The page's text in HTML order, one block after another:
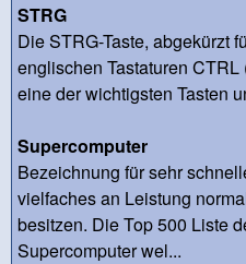
STRG
Die STRG-Taste, abgekürzt
englischen Tastaturen
eine der wichtigsten Tasten
Supercomputer
Bezeichnung für sehr
vielfaches an Leistung
besitzen. Die Top 500 Liste
Supercomputer wel...